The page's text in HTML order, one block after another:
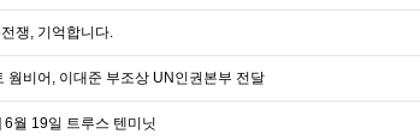
쟁, 기억합니다.
웜비어, 이대준 부조상 UN인권본부 전달
월 19일 트루스 텐미닛